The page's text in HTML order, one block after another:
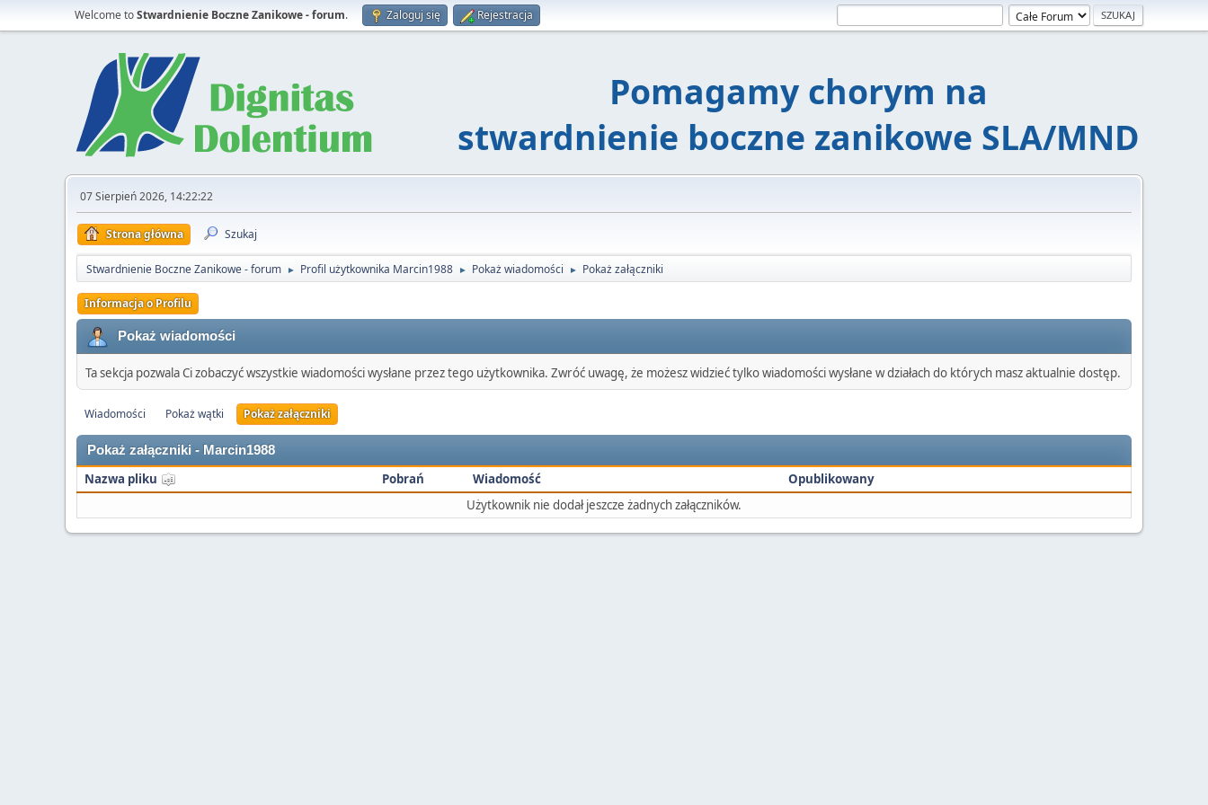
Welcome toStwardnienie Boczne Zanikowe - forum. Zaloguj się Rejestracja
Pomagamy chorym na
stwardnienie boczne zanikowe SLA/MND
07 Sierpień 2026, 14:22:22
Strona główna Szukaj
Stwardnienie Boczne Zanikowe - forum ► Profil użytkownika Marcin1988 ► Pokaż wiadomości ► Pokaż załączniki
Informacja o Profilu
Pokaż wiadomości
Ta sekcja pozwala Ci zobaczyć wszystkie wiadomości wysłane przez tego użytkownika. Zwróć uwagę, że możesz widzieć tylko wiadomości wysłane w działach do których masz aktualnie dostęp.
Wiadomości Pokaż wątki Pokaż załączniki
Pokaż załączniki - Marcin1988
Nazwa pliku Pobrań Wiadomość
Opublikowany
Użytkownik nie dodał jeszcze żadnych załączników.